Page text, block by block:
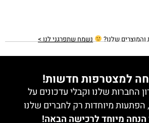
והמוצרים שלנו? נשמח שתפרגני לנו >
החברות שלנו וקבלי עדכונים על
מיוחדות רק לחברים שלנו
הנחה מיוחד לרכישה הבאה!